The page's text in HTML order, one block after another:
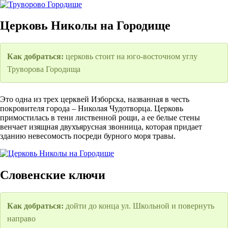
Церковь Николы на Городище
Как добраться: церковь стоит на юго-восточном углу
Труворова Городища
Это одна из трех церквей Изборска, названная в честь
покровителя города – Николая Чудотворца. Церковь
примостилась в тени лиственной рощи, а ее белые стены
венчает изящная двухъярусная звонница, которая придает
зданию невесомость посреди бурного моря травы.
Словенские ключи
Как добраться: дойти до конца ул. Школьной и повернуть
направо